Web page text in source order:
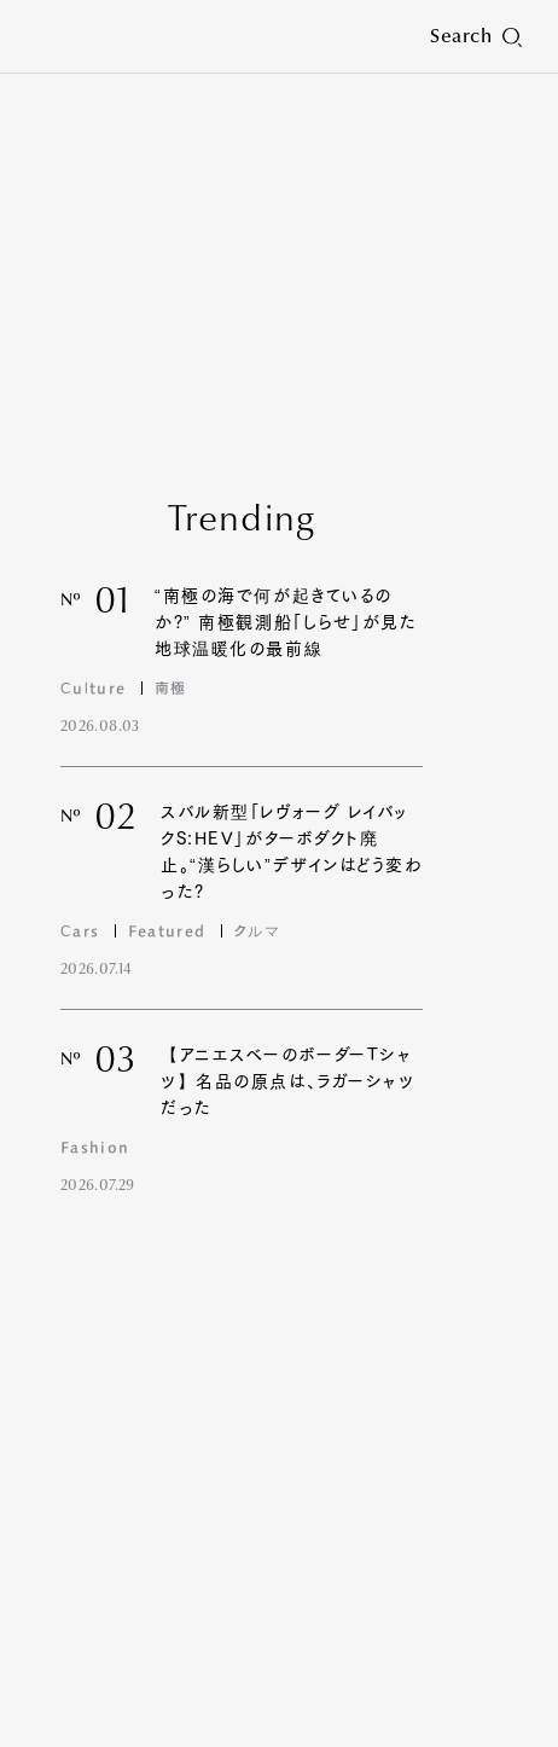
Search
Trending
Nº 01
“南極の海で何が起きているの
か?” 南極観測船「しらせ」が見た
地球温暖化の最前線
Culture 南極
2026.08.03
Nº 02
スバル新型「レヴォーグ レイバッ
クS:HEV」がターボダクト廃
止。“漢らしい”デザインはどう変わ
った?
Cars Featured クルマ
2026.07.14
Nº 03
【アニエスベーのボーダーTシャ
ツ】名品の原点は、ラガーシャツ
だった
Fashion
2026.07.29